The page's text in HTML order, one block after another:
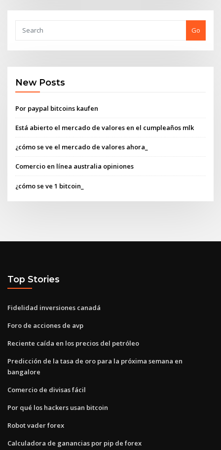
Go
New Posts
Por paypal bitcoins kaufen
Está abierto el mercado de valores en el cumpleaños mlk
¿cómo se ve el mercado de valores ahora_
Comercio en línea australia opiniones
¿cómo se ve 1 bitcoin_
Top Stories
Fidelidad inversiones canadá
Foro de acciones de avp
Reciente caída en los precios del petróleo
Predicción de la tasa de oro para la próxima semana en
bangalore
Comercio de divisas fácil
Por qué los hackers usan bitcoin
Robot vader forex
Calculadora de ganancias por pip de forex